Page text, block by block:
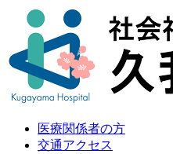
医療関係者の方
交通アクセス